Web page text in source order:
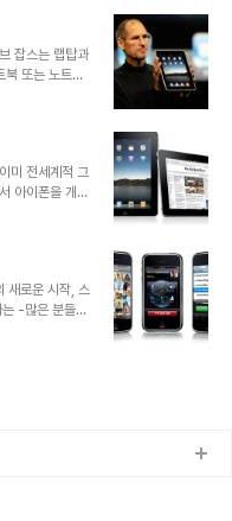
이 사실입니
가 좋고 나쁘
어쨌든 그 연예
학교에 대해 음
. 하지만, 아직
잡스는 랩탑과
북 또는 노트북
달리 보면 기
하는 의도가
울 수 있기에 아
열 OS가 탑재
으론 처음 아이
에서 크기만
미 전세계적 그
아이폰을 개발
습니다. 더우기
. ▲ 2010년 1
하는 관심에
에 휩싸여 무조
기도 합니다. 이
스트에서나 꼬
새로운 시작, 스
-많은 분들이
은 기능이며,
니다. 아이폰